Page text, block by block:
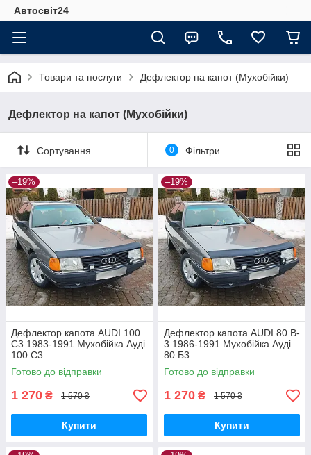
Автосвіт24
Товари та послуги Дефлектор на капот (Мухобійки)
Дефлектор на капот (Мухобійки)
Сортування 0 Фільтри
–19%
Дефлектор капота AUDI 100
С3 1983-1991 Мухобійка Ауді
100 С3
Готово до відправки
1 270 ₴ 1 570 ₴
Купити
–19%
Дефлектор капота AUDI 80 B-
3 1986-1991 Мухобійка Ауді
80 Б3
Готово до відправки
1 270 ₴ 1 570 ₴
Купити